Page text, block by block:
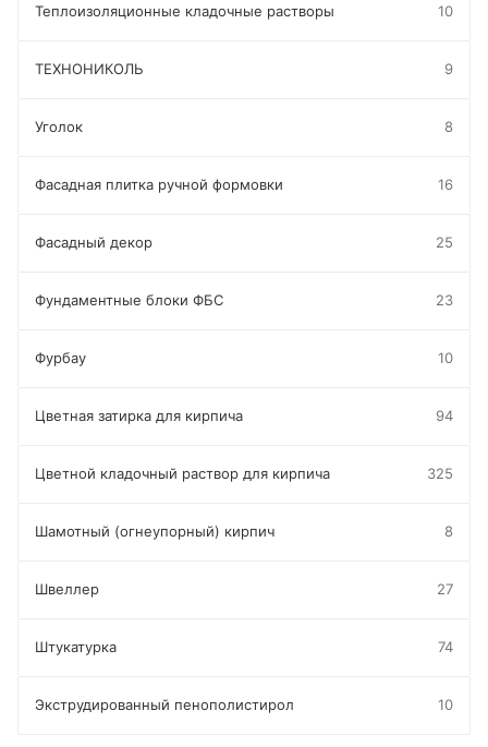
Теплоизоляционные кладочные растворы 10
ТЕХНОНИКОЛЬ 9
Уголок 8
Фасадная плитка ручной формовки 16
Фасадный декор 25
Фундаментные блоки ФБС 23
Фурбау 10
Цветная затирка для кирпича 94
Цветной кладочный раствор для кирпича 325
Шамотный (огнеупорный) кирпич 8
Швеллер 27
Штукатурка 74
Экструдированный пенополистирол 10